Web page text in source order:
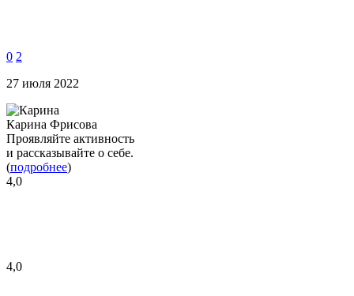
0 2
27 июля 2022
Карина Фрисова
Проявляйте активность
и рассказывайте о себе.
(подробнее)
4,0
4,0